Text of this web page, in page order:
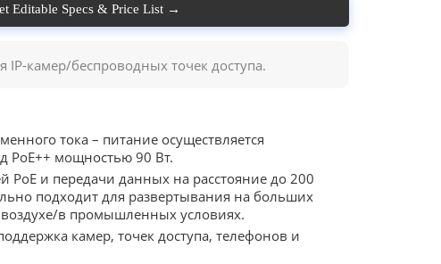
Editable Specs & Price List →
IP-камер/беспроводных точек доступа.
тока – питание осуществляется
PoE++ мощностью 90 Вт.
PoE и передачи данных на расстояние до 200
подходит для развертывания на больших
в промышленных условиях.
камер, точек доступа, телефонов и